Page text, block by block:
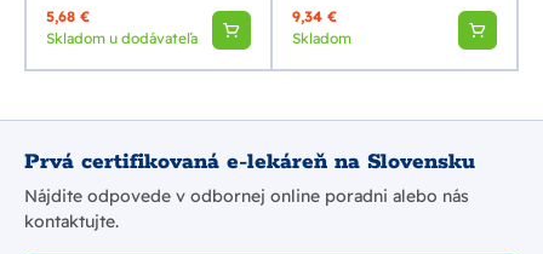
5,68 €
Skladom u dodávateľa
9,34 €
Skladom
Prvá certifikovaná e-lekáreň na Slovensku
Nájdite odpovede v odbornej online poradni alebo nás
kontaktujte.